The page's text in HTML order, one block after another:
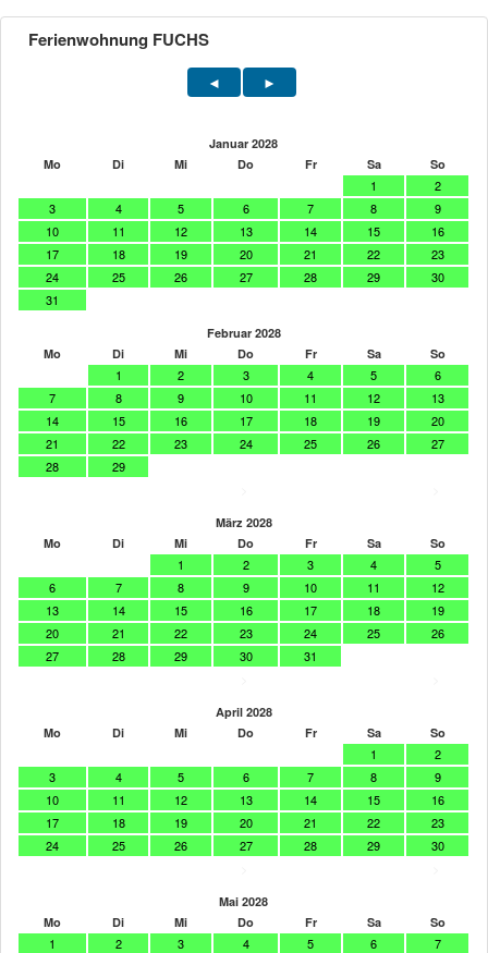
Ferienwohnung FUCHS
Januar 2028
Mo
Di Mi Do Fr Sa So
1
2
3
4 5 6 7 8
9
10
11 12 13 14 15
16
17
18 19 20 21 22
23
24
25 26 27 28 29
30
31
Februar 2028
Mo
Di Mi Do Fr Sa So
1 2 3 4 5
6
7
8 9 10 11 12
13
14
15 16 17 18 19
20
21
22 23 24 25 26
27
28
29
März 2028
Mo
Di Mi Do Fr Sa So
1 2 3 4
5
6
7 8 9 10 11
12
13
14 15 16 17 18
19
20
21 22 23 24 25
26
27
28 29 30
31
April 2028
Mo
Di Mi Do Fr Sa So
1
2
3
4 5 6 7 8
9
10
11 12 13 14 15
16
17
18 19 20 21 22
23
24
25 26 27 28 29
30
Mai 2028
Mo
Di Mi Do Fr Sa So
1 2 3 4 5 6
7